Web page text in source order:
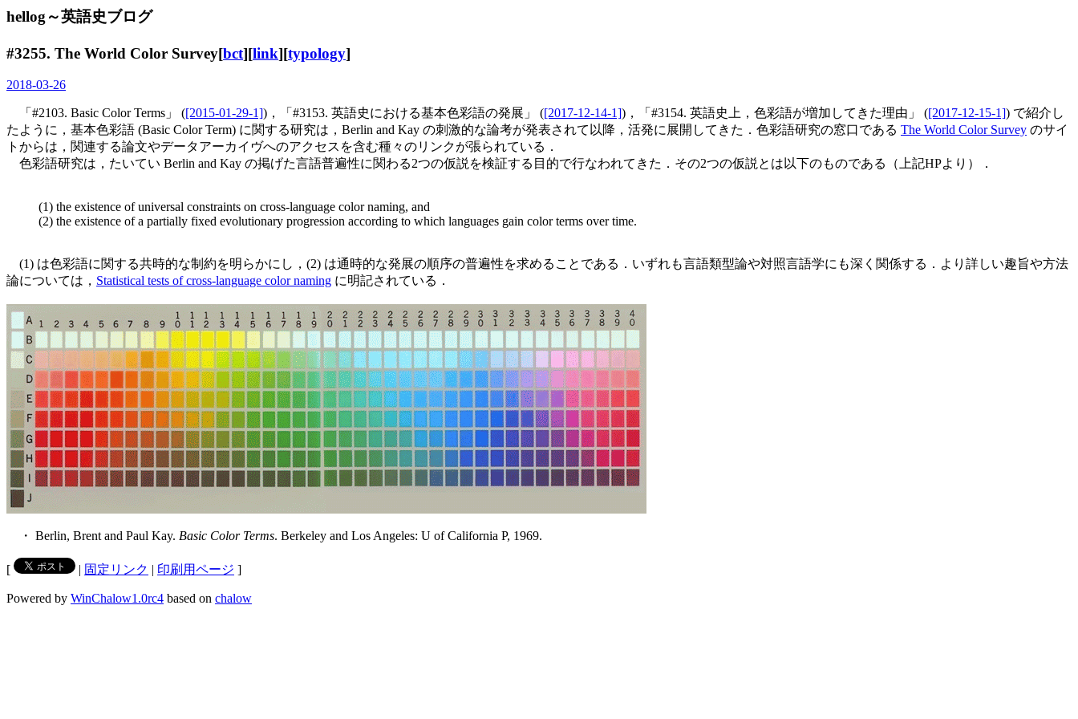
hellog～英語史ブログ
#3255. The World Color Survey[bct][link][typology]
2018-03-26
「#2103. Basic Color Terms」 ([2015-01-29-1])，「#3153. 英語史における基本色彩語の発展」 ([2017-12-14-1])，「#3154. 英語史上，色彩語が増加してきた理由」 ([2017-12-15-1]) で紹介し
たように，基本色彩語 (Basic Color Term) に関する研究は，Berlin and Kay の刺激的な論考が発表されて以降，活発に展開してきた．色彩語研究の窓口である The World Color Survey のサイ
トからは，関連する論文やデータアーカイヴへのアクセスを含む種々のリンクが張られている．
色彩語研究は，たいてい Berlin and Kay の掲げた言語普遍性に関わる2つの仮説を検証する目的で行なわれてきた．その2つの仮説とは以下のものである（上記HPより）．
(1) the existence of universal constraints on cross-language color naming, and
(2) the existence of a partially fixed evolutionary progression according to which languages gain color terms over time.
(1) は色彩語に関する共時的な制約を明らかにし，(2) は通時的な発展の順序の普遍性を求めることである．いずれも言語類型論や対照言語学にも深く関係する．より詳しい趣旨や方法
論については， Statistical tests of cross-language color naming に明記されている．
・ Berlin, Brent and Paul Kay. Basic Color Terms. Berkeley and Los Angeles: U of California P, 1969.
[ | 固定リンク | 印刷用ページ ]
Powered by WinChalow1.0rc4 based on chalow